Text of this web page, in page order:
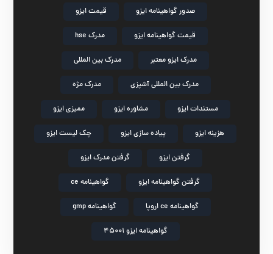
صدور گواهینامه ایزو قیمت ایزو
قیمت گواهینامه ایزو مدرک hse
مدرک ایزو معتبر مدرک بین المللی
مدرک بین المللی آشپزی مدرک مژه
مستندات ایزو مشاوره ایزو ممیزی ایزو
هزینه ایزو پیاده سازی ایزو چک لیست ایزو
گرفتن ایزو گرفتن مدرک ایزو
گرفتن گواهینامه ایزو گواهینامه ce
گواهینامه ce اروپا گواهینامه gmp
گواهینامه ایزو 45001